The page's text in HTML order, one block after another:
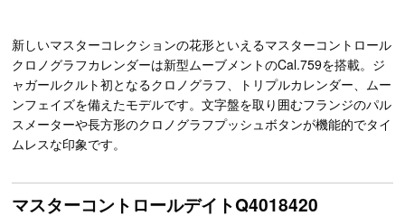
新しいマスターコレクションの花形といえるマスターコントロール
クロノグラフカレンダーは新型ムーブメントのCal.759を搭載。ジ
ャガールクルト初となるクロノグラフ、トリプルカレンダー、ムー
ンフェイズを備えたモデルです。文字盤を取り囲むフランジのパル
スメーターや長方形のクロノグラフプッシュボタンが機能的でタイ
ムレスな印象です。
マスターコントロールデイトQ4018420